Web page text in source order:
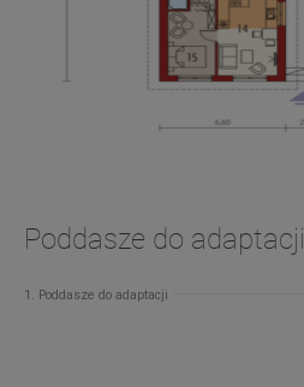
Poddasze do adaptacji
1. Poddasze do adaptacji